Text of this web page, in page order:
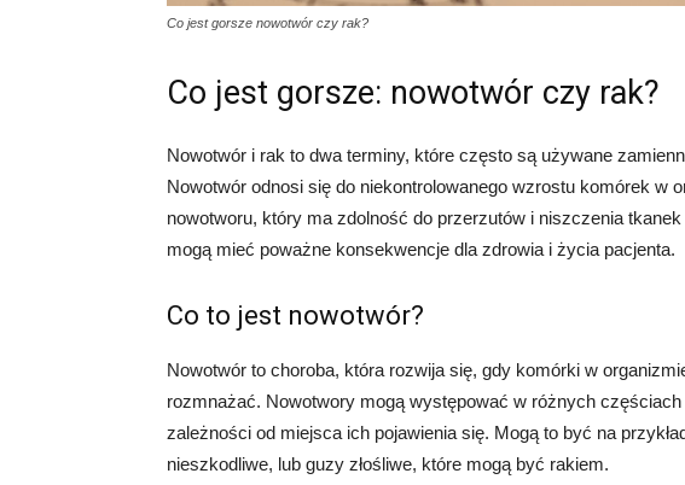
Co jest gorsze nowotwór czy rak?
Co jest gorsze: nowotwór czy rak?
Nowotwór i rak to dwa terminy, które często są używane
Nowotwór odnosi się do niekontrolowanego wzrostu komórek w
nowotworu, który ma zdolność do przerzutów i niszczenia
mogą mieć poważne konsekwencje dla zdrowia i życia pacjenta.
Co to jest nowotwór?
Nowotwór to choroba, która rozwija się, gdy komórki w
rozmnażać. Nowotwory mogą występować w różnych
zależności od miejsca ich pojawienia się. Mogą to być na
nieszkodliwe, lub guzy złośliwe, które mogą być rakiem.